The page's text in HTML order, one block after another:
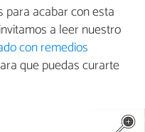
para acabar con esta
a leer nuestro
con remedios
que puedas curarte